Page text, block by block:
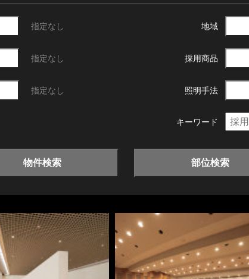
指定なし 地域
指定なし 採用商品
指定なし 照明手法
キーワード
物件検索 部位検索